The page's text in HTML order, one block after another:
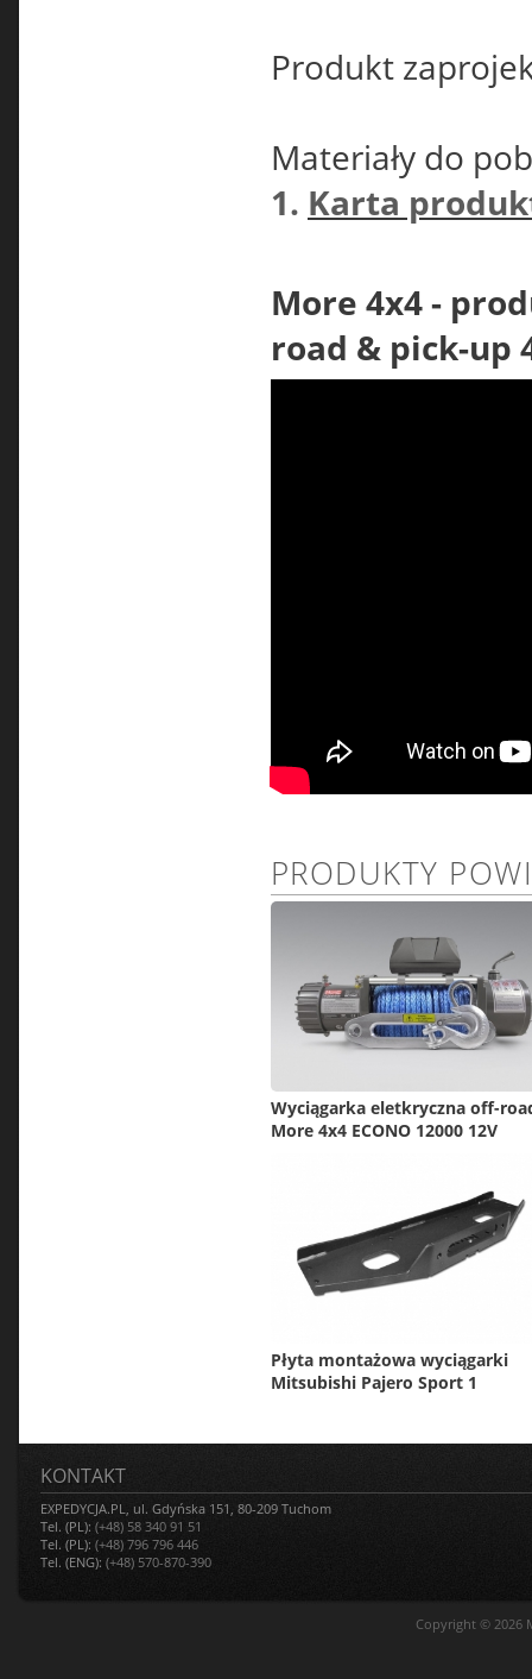
Produkt
Materiały do
1. Karta
More 4x4 -
road & pick-up
PRODUKTY
Wyciągarka eletkryczna off-
More 4x4 ECONO 12000 12V
Płyta montażowa wyciągarki
Mitsubishi Pajero Sport 1
KONTAKT
EXPEDYCJA.PL, ul. Gdyńska 151, 80-209 Tuchom
Tel. (PL): (+48) 58 340 91 51
Tel. (PL): (+48) 796 796 446
Tel. (ENG): (+48) 570-870-390
Copyright © 2026